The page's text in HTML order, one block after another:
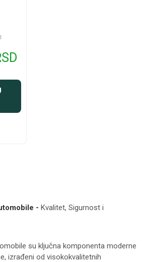
- Kvalitet, Sigurnost i
su ključna komponenta moderne
izrađeni od visokokvalitetnih